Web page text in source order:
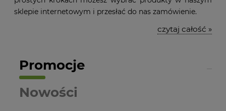
sklepie internetowym i przesłać do nas zamówienie.
czytaj całość »
Promocje
Nowości